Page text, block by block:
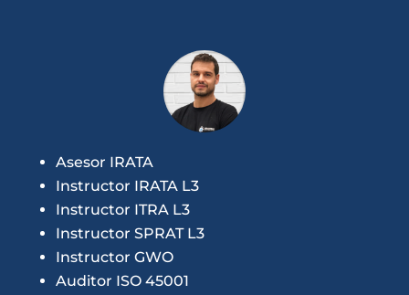
Asesor IRATA
Instructor IRATA L3
Instructor ITRA L3
Instructor SPRAT L3
Instructor GWO
Auditor ISO 45001